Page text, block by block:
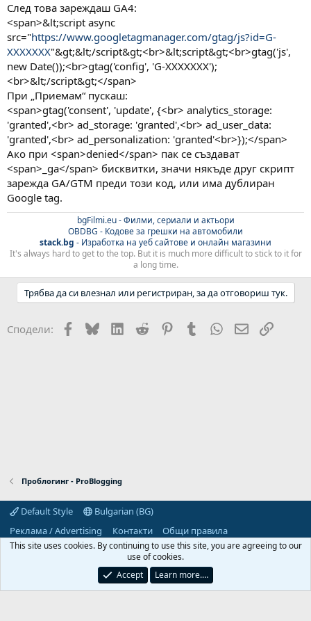
След това зареждаш GA4:
<span>&lt;script async
src="https://www.googletagmanager.com/gtag/js?id=G-
XXXXXXX"&gt;&lt;/script&gt;<br>&lt;script&gt;<br>gtag('js',
new Date());<br>gtag('config', 'G-XXXXXXX');
<br>&lt;/script&gt;</span>
При „Приемам“ пускаш:
<span>gtag('consent', 'update', {<br> analytics_storage:
'granted',<br> ad_storage: 'granted',<br> ad_user_data:
'granted',<br> ad_personalization: 'granted'<br>});</span>
Ако при <span>denied</span> пак се създават
<span>_ga</span> бисквитки, значи някъде друг скрипт
зарежда GA/GTM преди този код, или има дублиран
Google tag.
bgFilmi.eu - Филми, сериали и актьори
OBDBG - Кодове за грешки на автомобили
stack.bg - Изработка на уеб сайтове и онлайн магазини
It's always hard to get to the top. But it is much more difficult to stick to it for
a long time.
Трябва да си влезнал или регистриран, за да отговориш тук.
Сподели: Facebook
BlueskyLinkedIn
Reddit PinterestTumblr WhatsApp
EmailLink
Проблогинг - ProBlogging
Default Style
Bulgarian (BG)
Реклама / Advertising
Контакти
Общи правила
Декларация за поверителност
Помощ Начало
R
S
Predpriemach.com © 2006-2026. Hosting by:
This site uses cookies. By continuing to use this site, you are agreeing to our
use of cookies.
Accept
Learn more.…